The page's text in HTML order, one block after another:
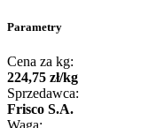
Parametry
Cena za kg:
224,75 zł/kg
Sprzedawca:
Frisco S.A.